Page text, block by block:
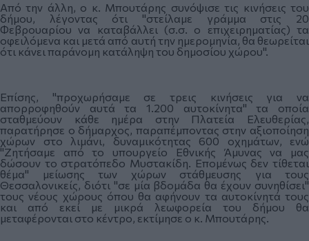
Από την άλλη, ο κ. Μπουτάρης συνόψισε τις κινήσεις του
δήμου, λέγοντας ότι "στείλαμε γράμμα στις 20
Φεβρουαρίου να καταβάλλει (σ.σ. ο επιχειρηματίας) τα
οφειλόμενα και μετά από αυτή την ημερομηνία, θα θεωρείται
ότι κάνει παράνομη κατάληψη του δημοσίου χώρου".
Επίσης, "προχωρήσαμε σε τρεις κινήσεις για να
απορροφηθούν αυτά τα 1.200 αυτοκίνητα" τα οποία
σταθμεύουν κάθε ημέρα στην Πλατεία Ελευθερίας,
παρατήρησε ο δήμαρχος, παραπέμποντας στην αξιοποίηση
χώρων στο λιμάνι, δυναμικότητας 600 οχημάτων, ενώ
"Ζητήσαμε από το υπουργείο Εθνικής Άμυνας να μας
δώσουν το στρατόπεδο Μυστακίδη. Επομένως δεν τίθεται
θέμα" μείωσης των χώρων στάθμευσης για τους
Θεσσαλονικείς, διότι "σε μία βδομάδα θα έχουν συνηθίσει"
τους νέους χώρους όπου θα αφήνουν τα αυτοκίνητά τους
και από εκεί με μικρά λεωφορεία του δήμου θα
μεταφέρονται στο κέντρο, εκτίμησε ο κ. Μπουτάρης.